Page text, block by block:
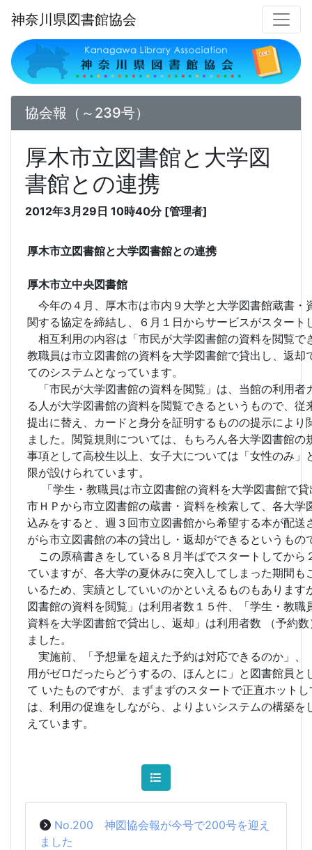
神奈川県図書館協会
協会報（～239号）
厚木市立図書館と大学図
書館との連携
2012年3月29日 10時40分 [管理者]
厚木市立図書館と大学図書館との連携
厚木市立中央図書館
今年の４月、厚木市は市内９大学と大学図書館蔵書・
関する協定を締結し、６月１日からサービスがスタート
相互利用の内容は「市民が大学図書館の資料を閲覧で
教職員は市立図書館の資料を大学図書館で貸出し、返却
てのシステムとなっています。
「市民が大学図書館の資料を閲覧」は、当館の利用者
る人が大学図書館の資料を閲覧できるというもので、従
提出に替え、カードと身分を証明するものの提示により
ました。閲覧規則については、もちろん各大学図書館の
事項として高校生以上、女子大については「女性のみ」
限が設けられています。
「学生・教職員は市立図書館の資料を大学図書館で貸
市ＨＰから市立図書館の蔵書・資料を検索して、各大学
込みをすると、週３回市立図書館から希望する本が配送
がら市立図書館の本の貸出し・返却ができるというもの
この原稿書きをしている８月半ばでスタートしてから
ていますが、各大学の夏休みに突入してしまった期間も
いるため、実績としていいのかといえるものもあります
図書館の資料を閲覧」は利用者数１５件、「学生・教職
資料を大学図書館で貸出し、返却」は利用者数 （予約
ました。
実施前、「予想量を超えた予約は対応できるのか」、
用がゼロだったらどうするの、ほんとに」と図書館員と
て いたものですが、まずまずのスタートで正直ホット
は、利用の促進をしながら、よりよいシステムの構築を
えています。
No.200 神図協会報が今号で200号を迎え
ました